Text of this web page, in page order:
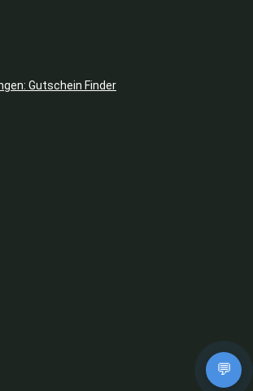
Gutschein Finder
💬